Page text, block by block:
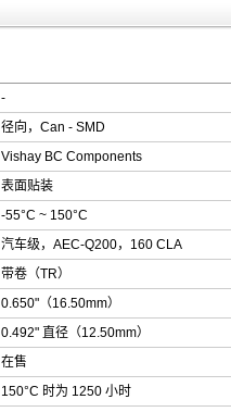
-
径向，Can - SMD
Vishay BC Components
表面贴装
-55°C ~ 150°C
汽车级，AEC-Q200，160 CLA
带卷（TR）
0.650"（16.50mm）
0.492" 直径（12.50mm）
在售
150°C 时为 1250 小时